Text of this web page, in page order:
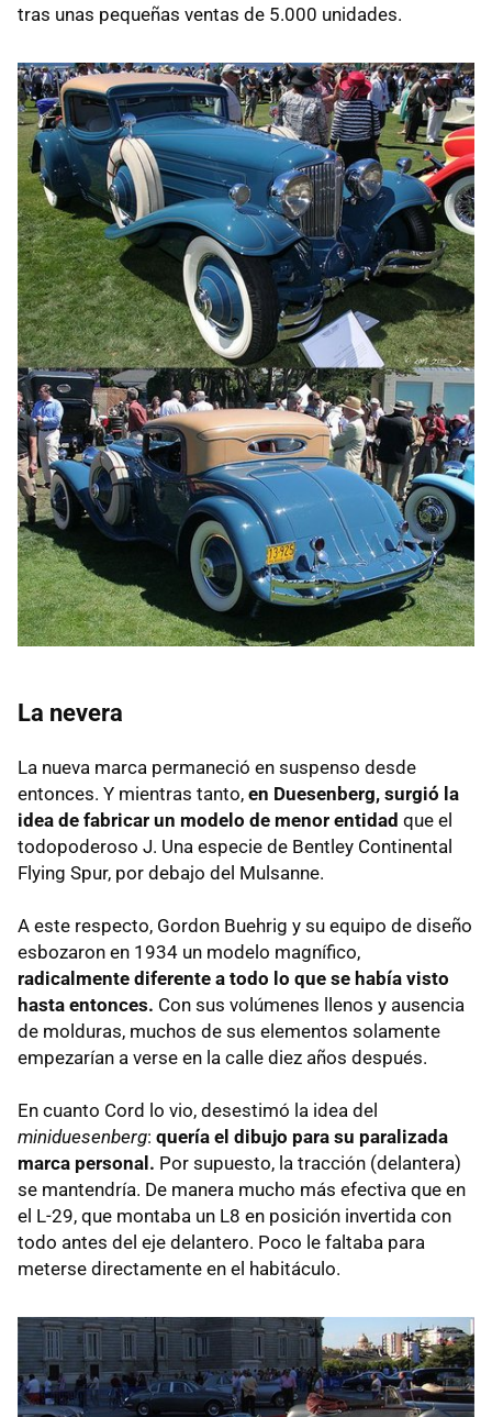
tras unas pequeñas ventas de 5.000 unidades.
La nevera
La nueva marca permaneció en suspenso desde
entonces. Y mientras tanto, en Duesenberg, surgió la
idea de fabricar un modelo de menor entidad que el
todopoderoso J. Una especie de Bentley Continental
Flying Spur, por debajo del Mulsanne.
A este respecto, Gordon Buehrig y su equipo de diseño
esbozaron en 1934 un modelo magnífico,
radicalmente diferente a todo lo que se había visto
hasta entonces. Con sus volúmenes llenos y ausencia
de molduras, muchos de sus elementos solamente
empezarían a verse en la calle diez años después.
En cuanto Cord lo vio, desestimó la idea del
miniduesenberg: quería el dibujo para su paralizada
marca personal. Por supuesto, la tracción (delantera)
se mantendría. De manera mucho más efectiva que en
el L-29, que montaba un L8 en posición invertida con
todo antes del eje delantero. Poco le faltaba para
meterse directamente en el habitáculo.